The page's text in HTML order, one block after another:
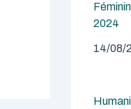
2024
14/08/